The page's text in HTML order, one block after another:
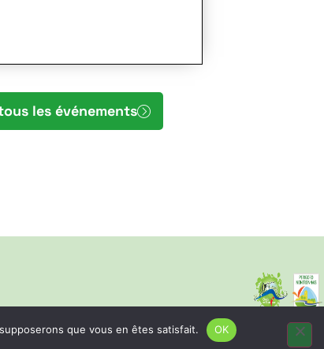
les événements
que vous en êtes satisfait. OK